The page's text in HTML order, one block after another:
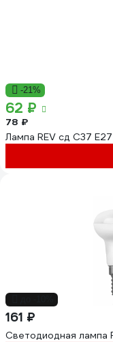
-21%
62 ₽
78 ₽
Лампа REV сд C37
161 ₽
Светодиодная лампа